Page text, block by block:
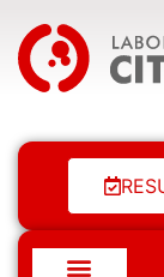
Laboratório